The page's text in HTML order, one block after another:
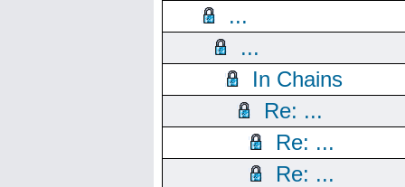
...
...
In Chains
Re: ...
Re: ...
Re: ...